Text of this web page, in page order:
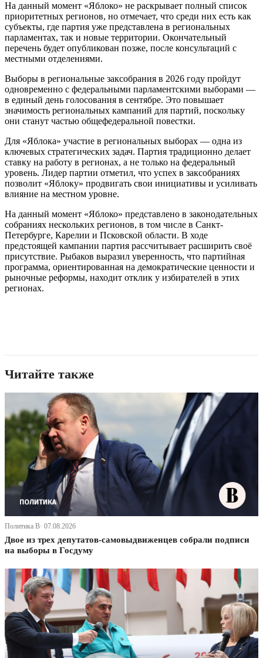
На данный момент «Яблоко» не раскрывает полный список
приоритетных регионов, но отмечает, что среди них есть как
субъекты, где партия уже представлена в региональных
парламентах, так и новые территории. Окончательный
перечень будет опубликован позже, после консультаций с
местными отделениями.
Выборы в региональные заксобрания в 2026 году пройдут
одновременно с федеральными парламентскими выборами —
в единый день голосования в сентябре. Это повышает
значимость региональных кампаний для партий, поскольку
они станут частью общефедеральной повестки.
Для «Яблока» участие в региональных выборах — одна из
ключевых стратегических задач. Партия традиционно делает
ставку на работу в регионах, а не только на федеральный
уровень. Лидер партии отметил, что успех в заксобраниях
позволит «Яблоку» продвигать свои инициативы и усиливать
влияние на местном уровне.
На данный момент «Яблоко» представлено в законодательных
собраниях нескольких регионов, в том числе в Санкт-
Петербурге, Карелии и Псковской области. В ходе
предстоящей кампании партия рассчитывает расширить своё
присутствие. Рыбаков выразил уверенность, что партийная
программа, ориентированная на демократические ценности и
рыночные реформы, находит отклик у избирателей в этих
регионах.
Читайте также
Политика В· 07.08.2026
Двое из трех депутатов-самовыдвиженцев собрали подписи
на выборы в Госдуму